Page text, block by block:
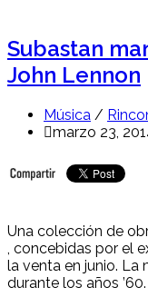
Subastan
John Lennon
Música /
marzo 23,
Una colección de
, concebidas por el
la venta en junio. La
durante los años